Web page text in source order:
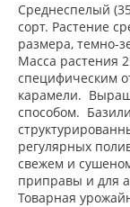
Среднеспелый
сорт. Растение
размера, темно-
Масса растения
специфическим
карамели.
способом.
регулярных
свежем и
приправы и для
Товарная